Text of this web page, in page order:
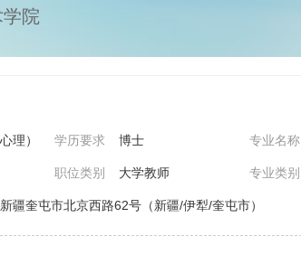
院
理） 学历要求 博士 专业名称
职位类别 大学教师 专业类别
新疆奎屯市北京西路62号（新疆/伊犁/奎屯市）